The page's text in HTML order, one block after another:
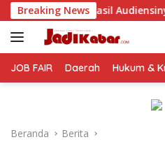
Langsung
ke
konten
Breaking NewsDJP Jawa Timur
JOB FAIR Daerah Hukum &
Beranda Berita